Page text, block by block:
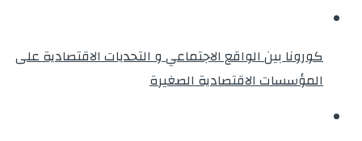
كورونا بين الواقع الاجتماعي و التحديات الاقتصادية على
المؤسسات الاقتصادية الصغيرة